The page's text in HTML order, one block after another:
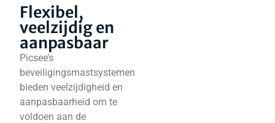
Flexibel,
veelzijdig en
aanpasbaar
Picsee’s
beveiligingsmastsystemen
bieden veelzijdigheid en
aanpasbaarheid om te
voldoen aan de